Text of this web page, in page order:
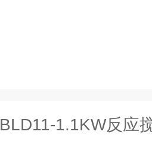
BLD11-1.1KW反应